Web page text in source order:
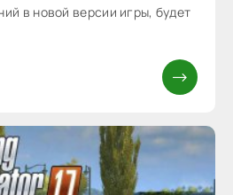
в новой версии игры, будет